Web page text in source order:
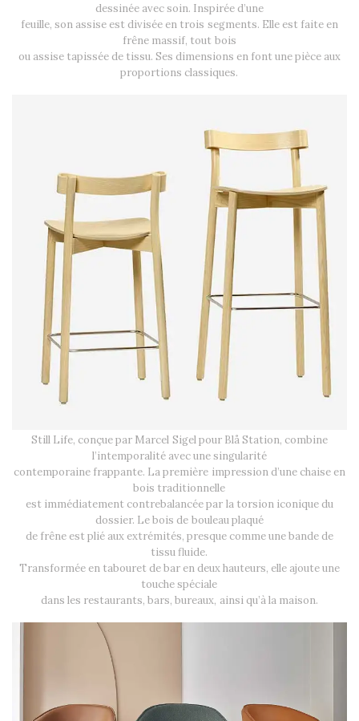
dessinée avec soin. Inspirée d’une
feuille, son assise est divisée en trois segments. Elle est faite en
frêne massif, tout bois
ou assise tapissée de tissu. Ses dimensions en font une pièce aux
proportions classiques.
Still Life, conçue par Marcel Sigel pour Blå Station, combine
l’intemporalité avec une singularité
contemporaine frappante. La première impression d’une chaise en
bois traditionnelle
est immédiatement contrebalancée par la torsion iconique du
dossier. Le bois de bouleau plaqué
de frêne est plié aux extrémités, presque comme une bande de
tissu fluide.
Transformée en tabouret de bar en deux hauteurs, elle ajoute une
touche spéciale
dans les restaurants, bars, bureaux, ainsi qu’à la maison.